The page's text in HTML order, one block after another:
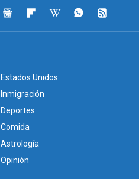
Estados Unidos
Inmigración
Deportes
Comida
Astrología
Opinión